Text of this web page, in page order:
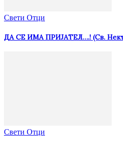
Свети Отци
ДА СЕ ИМА ПРИЈАТЕЛ….! (Св.
Свети Отци